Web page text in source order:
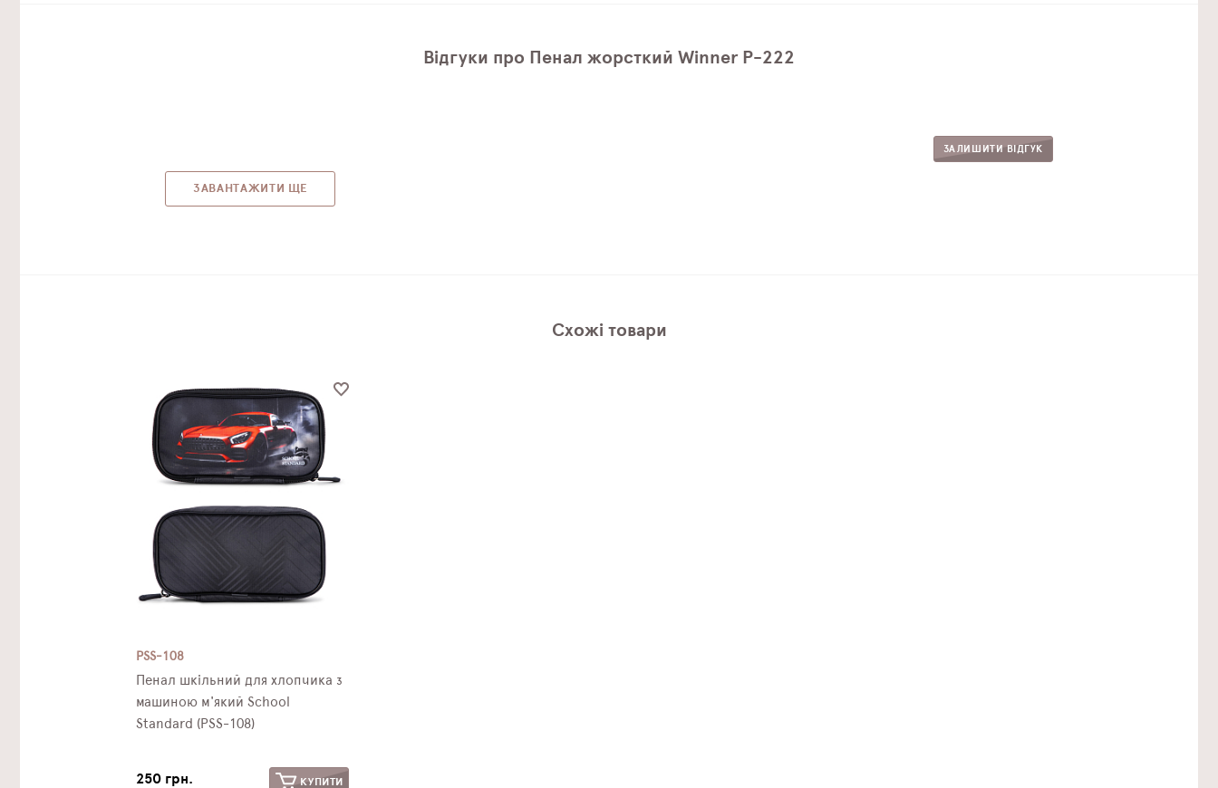
Відгуки про Пенал жорсткий Winner P-222
ЗАЛИШИТИ ВІДГУК
ЗАВАНТАЖИТИ ЩЕ
Схожі товари
PSS-108
Пенал шкільний для хлопчика з
машиною м'який School
Standard (PSS-108)
250 грн. КУПИТИ